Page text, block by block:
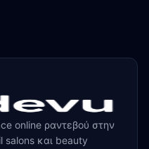
online ραντεβού στην
salons και beauty